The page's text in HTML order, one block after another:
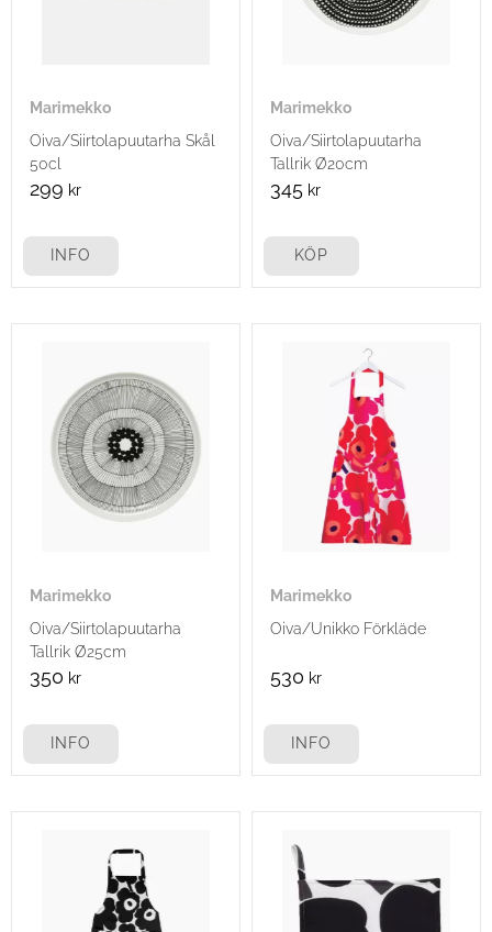
Marimekko
Oiva/Siirtolapuutarha Skål
50cl
299 kr
INFO
Marimekko
Oiva/Siirtolapuutarha
Tallrik Ø20cm
345 kr
KÖP
Marimekko
Oiva/Siirtolapuutarha
Tallrik Ø25cm
350 kr
INFO
Marimekko
Oiva/Unikko Förkläde
530 kr
INFO